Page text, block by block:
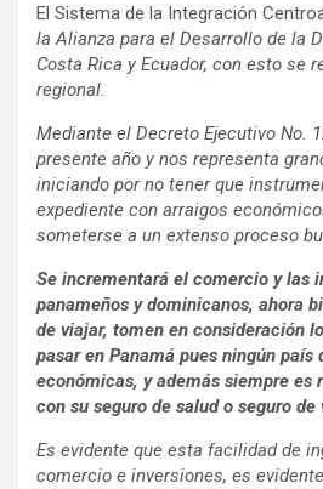
El Sistema de la Integración
la Alianza para el Desarrollo de la
Costa Rica y Ecuador, con esto se
regional.
Mediante el Decreto Ejecutivo No.
presente año y nos representa
iniciando por no tener que
expediente con arraigos
someterse a un extenso proceso
Se incrementará el comercio y las
panameños y dominicanos, ahora
de viajar, tomen en consideración
pasar en Panamá pues ningún país
económicas, y además siempre es
con su seguro de salud o seguro de
Es evidente que esta facilidad de
comercio e inversiones, es